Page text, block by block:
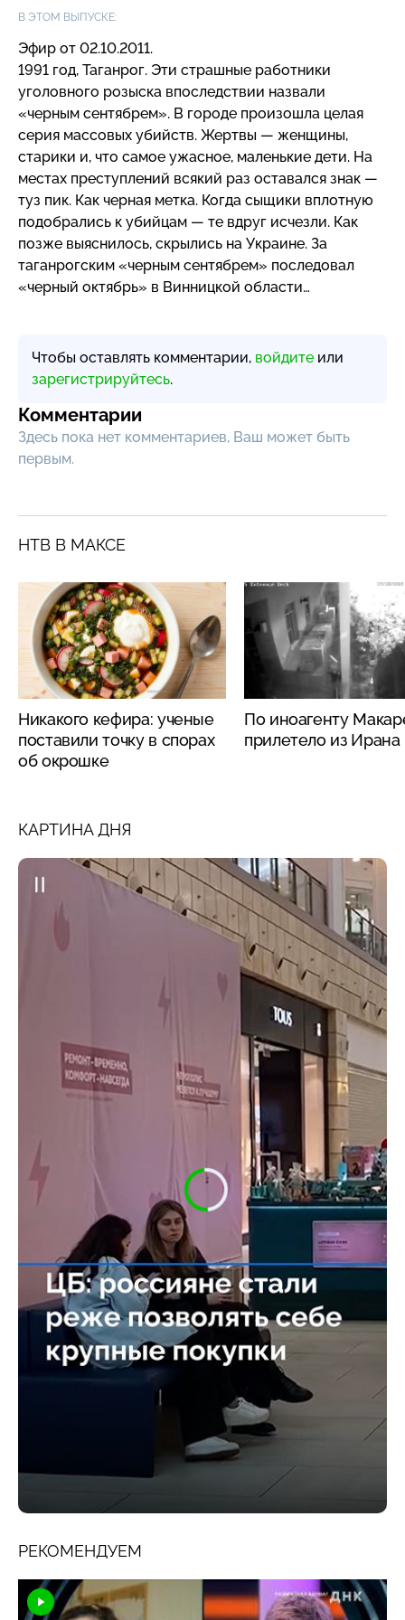
В ЭТОМ ВЫПУСКЕ:
Эфир от 02.10.2011.
1991 год, Таганрог. Эти страшные работники
уголовного розыска впоследствии назвали
«черным сентябрем». В городе произошла целая
серия массовых убийств. Жертвы — женщины,
старики и, что самое ужасное, маленькие дети. На
местах преступлений всякий раз оставался знак —
туз пик. Как черная метка. Когда сыщики вплотную
подобрались к убийцам — те вдруг исчезли. Как
позже выяснилось, скрылись на Украине. За
таганрогским «черным сентябрем» последовал
«черный октябрь» в Винницкой области…
Чтобы оставлять комментарии, войдите или
зарегистрируйтесь.
Комментарии
Здесь пока нет комментариев, Ваш может быть
первым.
НТВ В МАКСЕ
Никакого кефира: ученые
поставили точку в спорах
об окрошке
По иноагенту
прилетело из Ирана
КАРТИНА ДНЯ
РЕКОМЕНДУЕМ